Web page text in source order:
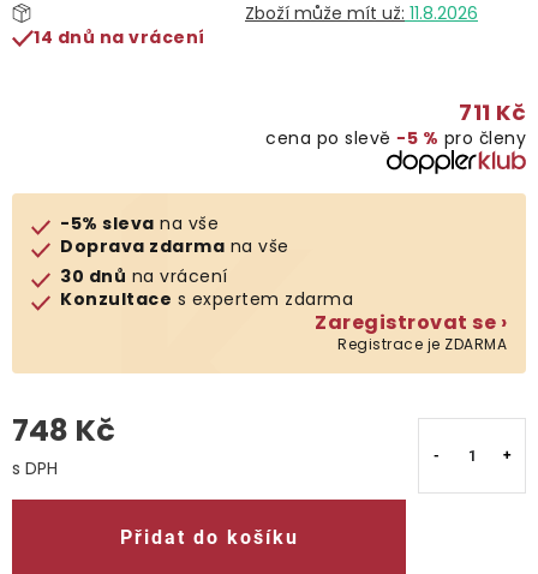
Prodávané značky
Klub výhod
Naše katalogy
O nás
Kontakty
11.8.2026
14 dnů na vrácení
711 Kč
cena po slevě −5 % pro členy
-5% sleva na vše
Doprava zdarma na vše
30 dnů na vrácení
Konzultace s expertem zdarma
Zaregistrovat se ›
Registrace je ZDARMA
748 Kč
Přidat do košíku